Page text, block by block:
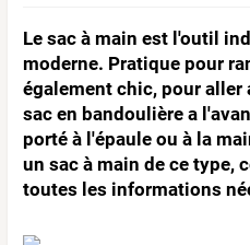
Le sac à main est l'outil
moderne. Pratique pour
également chic, pour aller
sac en bandoulière a
porté à l'épaule ou à la
un sac à main de ce type,
toutes les informations